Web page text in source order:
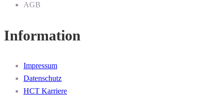
AGB
Information
Impressum
Datenschutz
HCT Karriere